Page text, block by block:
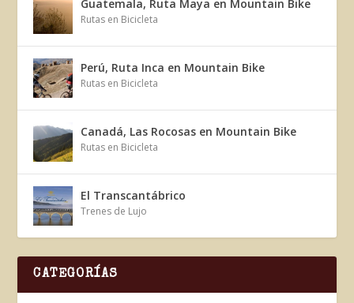
Guatemala, Ruta Maya en Mountain Bike
Rutas en Bicicleta
Perú, Ruta Inca en Mountain Bike
Rutas en Bicicleta
Canadá, Las Rocosas en Mountain Bike
Rutas en Bicicleta
El Transcantábrico
Trenes de Lujo
CATEGORÍAS